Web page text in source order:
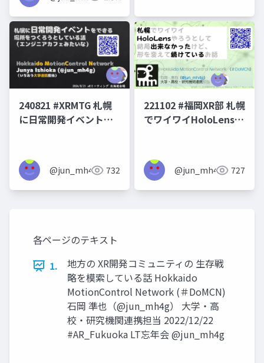
seminar
240821 #XRMTG 札幌
に日常開発イベントを
@jun_mh4g732
221102 #福岡XR部 札幌
でワイワイHoloLensや
続けている話
@jun_mh4g727
各ページのテキスト
1.
地方の XR開発コミュニティの 生存戦
略を模索している話 Hokkaido
MotionControl Network (＃DoMCN)
石岡 準也（@jun_mh4g） 大学・高
校・研究機関連携担当 2022/12/22
#AR_Fukuoka LT忘年会 @jun_mh4g